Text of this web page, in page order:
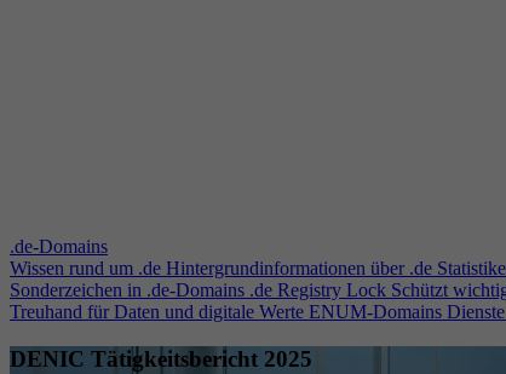
.de-Domains
Wissen rund um .de Hintergrundinformationen über .de
Sonderzeichen in .de-Domains .de Registry Lock Schützt
Treuhand für Daten und digitale Werte ENUM-Domains
DENIC Tätigkeitsbericht 2025